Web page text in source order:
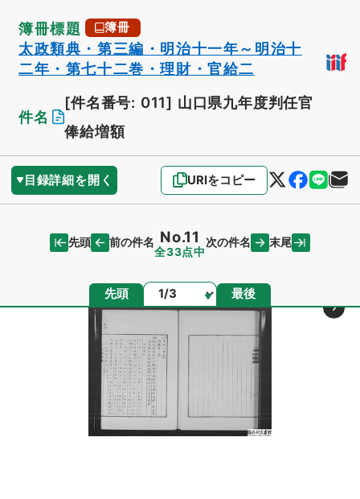
簿冊標題 簿冊
太政類典・第三編・明治十一年～明治十
二年・第七十二巻・理財・官給二
件名
[件名番号: 011] 山口県九年度判任官
俸給増額
目録詳細を開く URIをコピー
先頭 前の件名 No.11
全33点中
次の件名 末尾
先頭 ページ 最後